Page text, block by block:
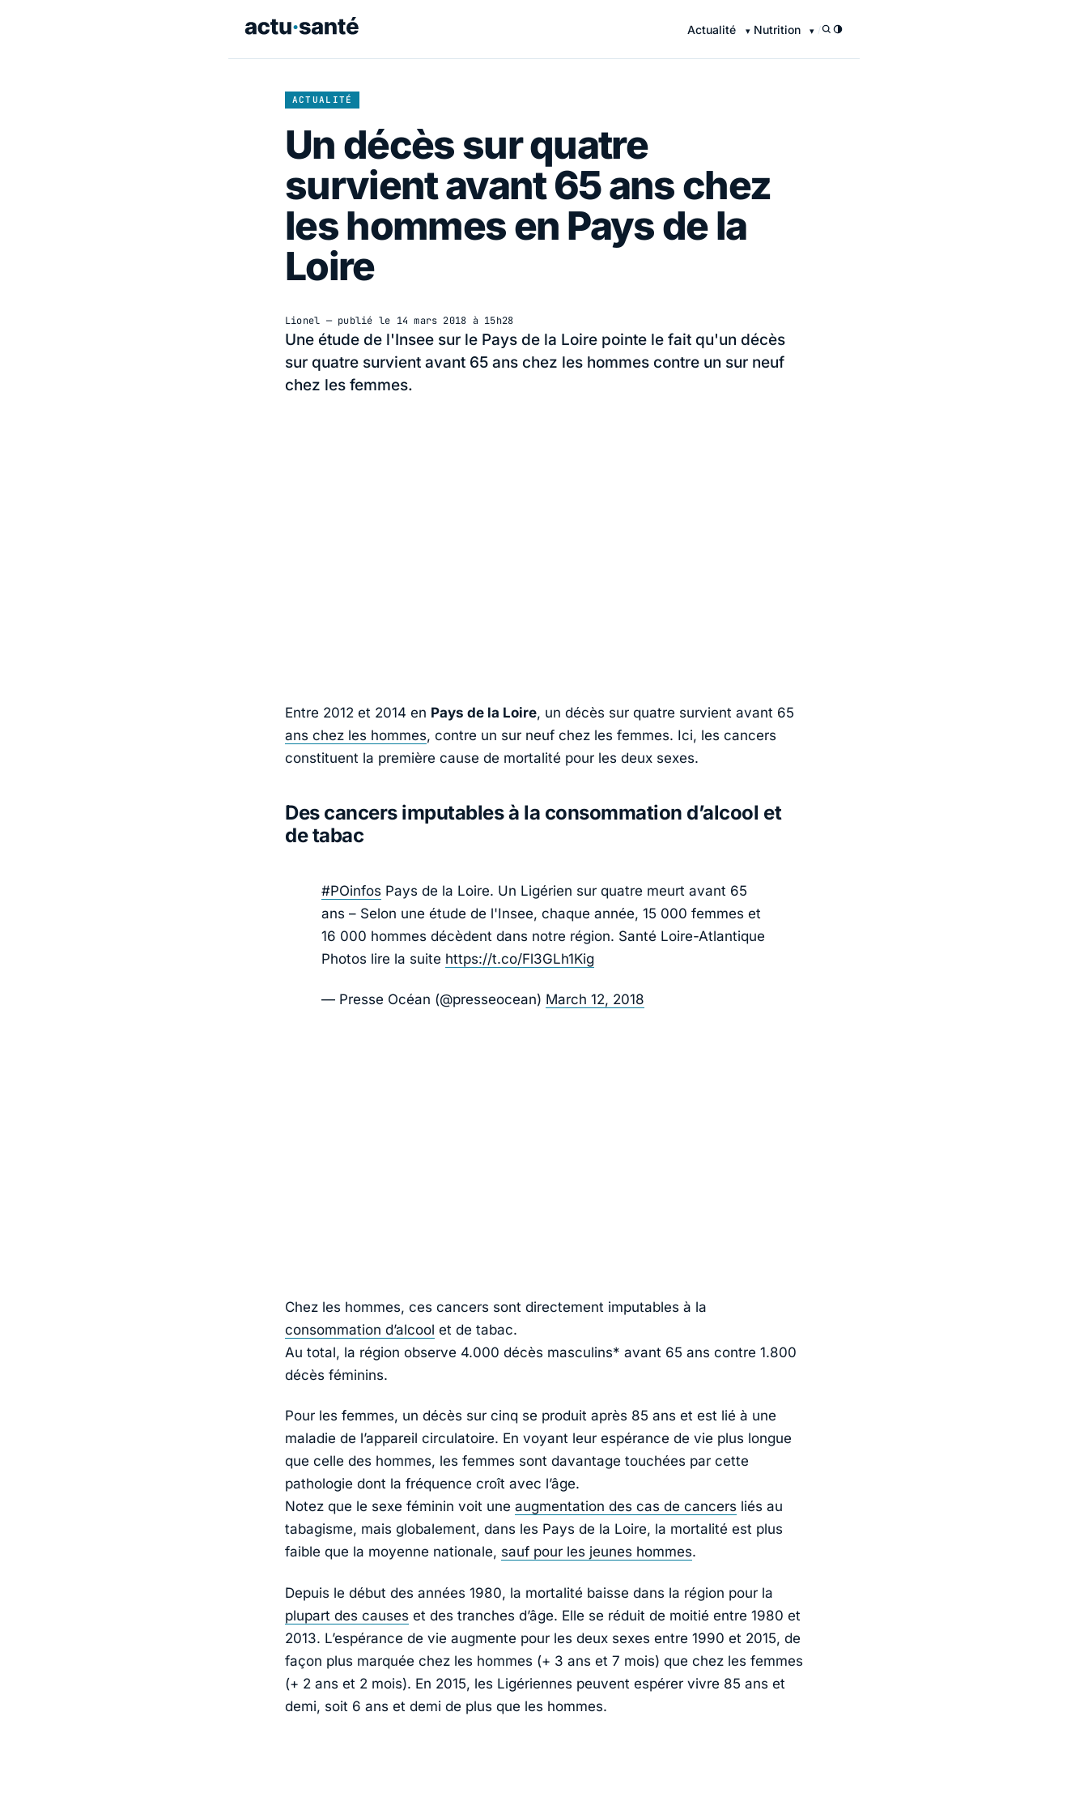
Actualité Nutrition /
ACTUALITÉ
Un décès sur quatre
survient avant 65 ans chez
les hommes en Pays de la
Loire
Lionel — publié le 14 mars 2018 à 15h28
Une étude de l'Insee sur le Pays de la Loire pointe le fait qu'un décès
sur quatre survient avant 65 ans chez les hommes contre un sur neuf
chez les femmes.
Entre 2012 et 2014 en Pays de la Loire, un décès sur quatre survient avant 65
ans chez les hommes, contre un sur neuf chez les femmes. Ici, les cancers
constituent la première cause de mortalité pour les deux sexes.
Des cancers imputables à la consommation d’alcool et
de tabac
#POinfos Pays de la Loire. Un Ligérien sur quatre meurt avant 65
ans – Selon une étude de l'Insee, chaque année, 15 000 femmes et
16 000 hommes décèdent dans notre région. Santé Loire-Atlantique
Photos lire la suite https://t.co/Fl3GLh1Kig
— Presse Océan (@presseocean) March 12, 2018
Chez les hommes, ces cancers sont directement imputables à la
consommation d’alcool et de tabac.
Au total, la région observe 4.000 décès masculins* avant 65 ans contre 1.800
décès féminins.
Pour les femmes, un décès sur cinq se produit après 85 ans et est lié à une
maladie de l’appareil circulatoire. En voyant leur espérance de vie plus longue
que celle des hommes, les femmes sont davantage touchées par cette
pathologie dont la fréquence croît avec l’âge.
Notez que le sexe féminin voit une augmentation des cas de cancers liés au
tabagisme, mais globalement, dans les Pays de la Loire, la mortalité est plus
faible que la moyenne nationale, sauf pour les jeunes hommes.
Depuis le début des années 1980, la mortalité baisse dans la région pour la
plupart des causes et des tranches d’âge. Elle se réduit de moitié entre 1980 et
2013. L’espérance de vie augmente pour les deux sexes entre 1990 et 2015, de
façon plus marquée chez les hommes (+ 3 ans et 7 mois) que chez les femmes
(+ 2 ans et 2 mois). En 2015, les Ligériennes peuvent espérer vivre 85 ans et
demi, soit 6 ans et demi de plus que les hommes.